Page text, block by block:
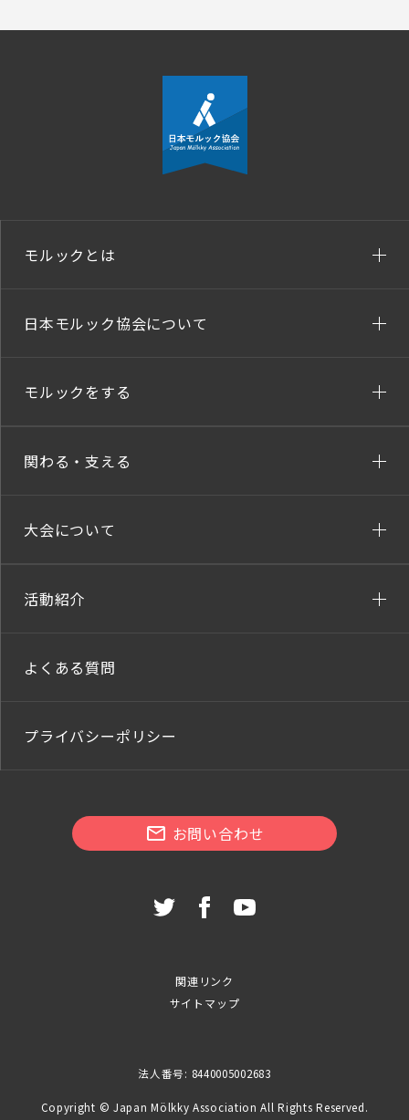
モルックとは
日本モルック協会について
モルックをする
関わる・支える
大会について
活動紹介
よくある質問
プライバシーポリシー
お問い合わせ
関連リンク
サイトマップ
法人番号: 8440005002683
Copyright © Japan Mölkky Association All Rights Reserved.